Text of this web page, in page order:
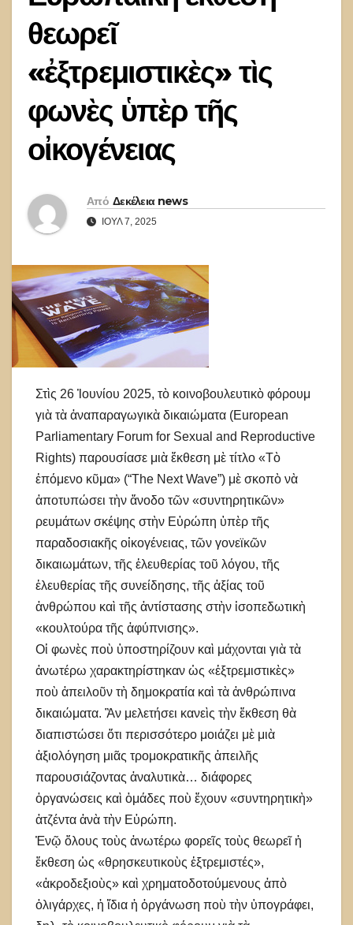
θεωρεῖ
«ἐξτρεμιστικὲς» τὶς
φωνὲς ὑπὲρ τῆς
οἰκογένειας
Από Δεκέλεια news
ΙΟΎΛ 7, 2025
Στὶς 26 Ἰουνίου 2025, τὸ κοινοβουλευτικὸ φόρουμ
γιὰ τὰ ἀναπαραγωγικὰ δικαιώματα (European
Parliamentary Forum for Sexual and Reproductive
Rights) παρουσίασε μιὰ ἔκθεση μὲ τίτλο «Τὸ
ἑπόμενο κῦμα» (“The Next Wave”) μὲ σκοπὸ νὰ
ἀποτυπώσει τὴν ἄνοδο τῶν «συντηρητικῶν»
ρευμάτων σκέψης στὴν Εὐρώπη ὑπὲρ τῆς
παραδοσιακῆς οἰκογένειας, τῶν γονεϊκῶν
δικαιωμάτων, τῆς ἐλευθερίας τοῦ λόγου, τῆς
ἐλευθερίας τῆς συνείδησης, τῆς ἀξίας τοῦ
ἀνθρώπου καὶ τῆς ἀντίστασης στὴν ἰσοπεδωτικὴ
«κουλτούρα τῆς ἀφύπνισης».
Οἱ φωνὲς ποὺ ὑποστηρίζουν καὶ μάχονται γιὰ τὰ
ἀνωτέρω χαρακτηρίστηκαν ὡς «ἐξτρεμιστικὲς»
ποὺ ἀπειλοῦν τὴ δημοκρατία καὶ τὰ ἀνθρώπινα
δικαιώματα. Ἂν μελετήσει κανεὶς τὴν ἔκθεση θὰ
διαπιστώσει ὅτι περισσότερο μοιάζει μὲ μιὰ
ἀξιολόγηση μιᾶς τρομοκρατικῆς ἀπειλῆς
παρουσιάζοντας ἀναλυτικὰ… διάφορες
ὀργανώσεις καὶ ὁμάδες ποὺ ἔχουν «συντηρητικὴ»
ἀτζέντα ἀνὰ τὴν Εὐρώπη.
Ἐνῷ ὅλους τοὺς ἀνωτέρω φορεῖς τοὺς θεωρεῖ ἡ
ἔκθεση ὡς «θρησκευτικοὺς ἐξτρεμιστές»,
«ἀκροδεξιοὺς» καὶ χρηματοδοτούμενους ἀπὸ
ὀλιγάρχες, ἡ ἴδια ἡ ὀργάνωση ποὺ τὴν ὑπογράφει,